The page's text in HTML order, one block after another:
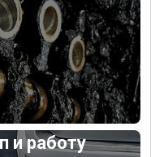
и работу